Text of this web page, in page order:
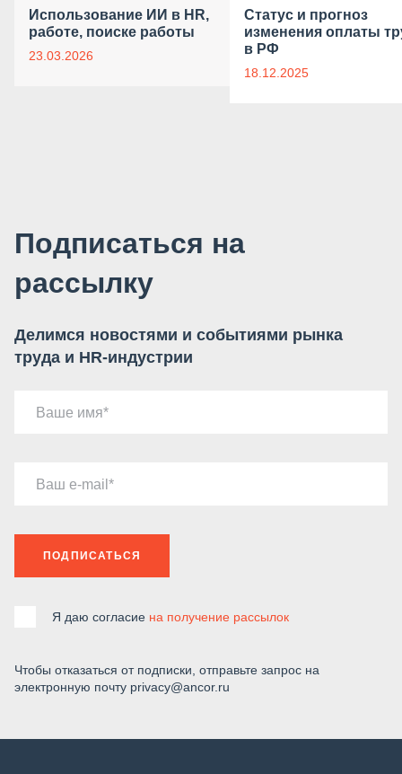
Использование ИИ в HR,
работе, поиске работы
23.03.2026
Статус и прогноз
изменения оплаты
в РФ
18.12.2025
Подписаться на
рассылку
Делимся новостями и событиями рынка
труда и HR-индустрии
Ваше имя
Ваш e-mail
ПОДПИСАТЬСЯ
Я даю согласие на получение рассылок
Чтобы отказаться от подписки, отправьте запрос на
электронную почту privacy@ancor.ru